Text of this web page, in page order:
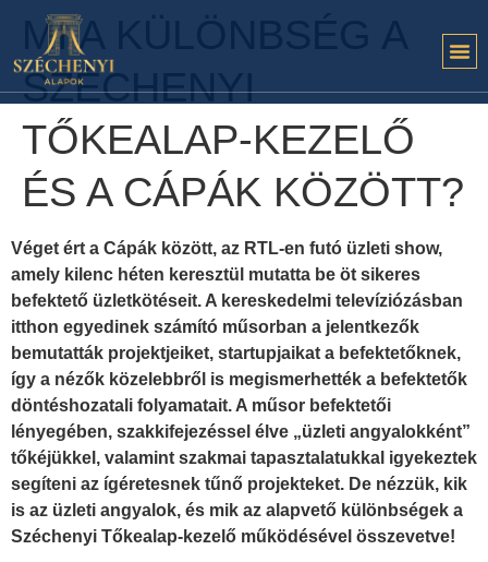
MI A KÜLÖNBSÉG A
SZÉCHENYI
TŐKEALAP-KEZELŐ
ÉS A CÁPÁK KÖZÖTT?
Véget ért a Cápák között, az RTL-en futó üzleti show,
amely kilenc héten keresztül mutatta be öt sikeres
befektető üzletkötéseit. A kereskedelmi televíziózásban
itthon egyedinek számító műsorban a jelentkezők
bemutatták projektjeiket, startupjaikat a befektetőknek,
így a nézők közelebbről is megismerhették a befektetők
döntéshozatali folyamatait. A műsor befektetői
lényegében, szakkifejezéssel élve „üzleti angyalokként”
tőkéjükkel, valamint szakmai tapasztalatukkal igyekeztek
segíteni az ígéretesnek tűnő projekteket. De nézzük, kik
is az üzleti angyalok, és mik az alapvető különbségek a
Széchenyi Tőkealap-kezelő működésével összevetve!